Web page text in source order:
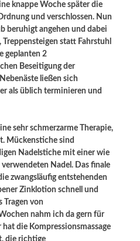
knappe Woche später die
und verschlossen. Nun
beruhigt angehen und dabei
statt Fahrstuhl
geplanten 2
Beseitigung der
ließen sich
als üblich terminieren und
sehr schmerzarme Therapie,
Mückenstiche sind
Nadelstiche mit einer wie
Nadel. Das finale
zwangsläufig entstehenden
Zinklotion schnell und
Tragen von
nahm ich da gern für
die Kompressionsmassage
die richtige